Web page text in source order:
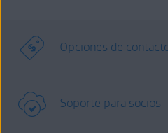
Opciones de
Soporte para socios